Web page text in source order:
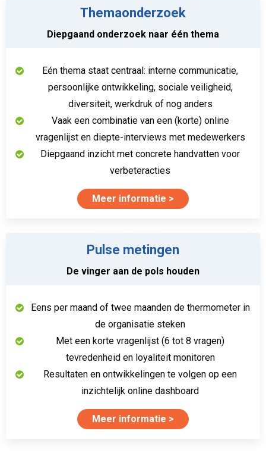
Themaonderzoek
Diepgaand onderzoek naar één thema
Eén thema staat centraal: interne communicatie,
persoonlijke ontwikkeling, sociale veiligheid,
diversiteit, werkdruk of nog anders
Vaak een combinatie van een (korte) online
vragenlijst en diepte-interviews met medewerkers
Diepgaand inzicht met concrete handvatten voor
verbeteracties
Meer informatie
Pulse metingen
De vinger aan de pols houden
Eens per maand of twee maanden de thermometer in
de organisatie steken
Met een korte vragenlijst (6 tot 8 vragen)
tevredenheid en loyaliteit monitoren
Resultaten en ontwikkelingen te volgen op een
inzichtelijk online dashboard
Meer informatie